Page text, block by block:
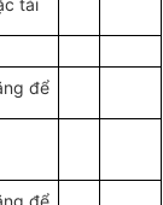
để
để